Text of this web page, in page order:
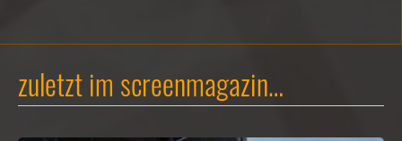
zuletzt im screenmagazin…